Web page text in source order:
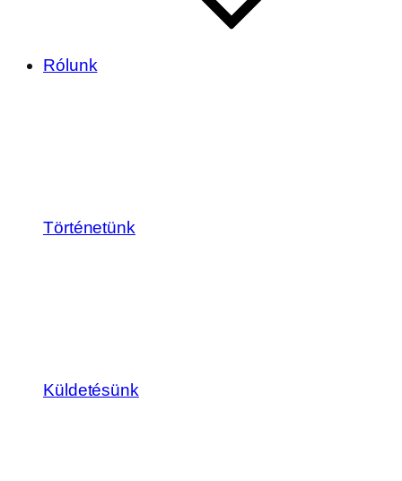
Rólunk
Történetünk
Küldetésünk